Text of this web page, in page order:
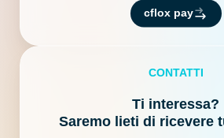
cflox pay
CONTATTI
Ti interessa?
Saremo lieti di ricevere